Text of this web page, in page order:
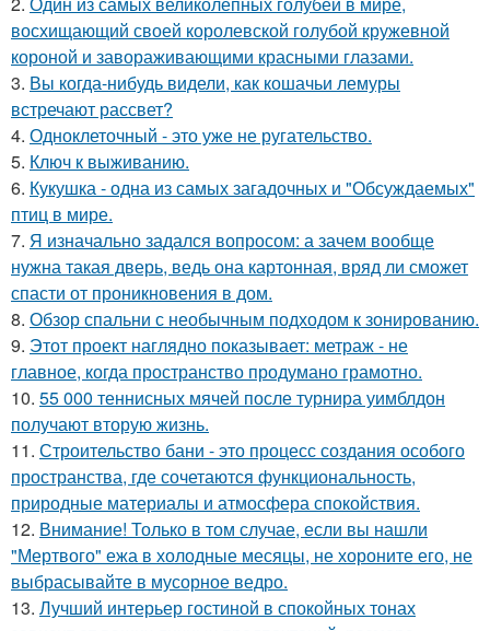
восхищающий своей королевской голубой кружевной
короной и завораживающими красными глазами.
3. Вы когда-нибудь видели, как кошачьи лемуры
встречают рассвет?
4. Одноклеточный - это уже не ругательство.
5. Ключ к выживанию.
6. Кукушка - одна из самых загадочных и "Обсуждаемых"
птиц в мире.
7. Я изначально задался вопросом: а зачем вообще
нужна такая дверь, ведь она картонная, вряд ли сможет
спасти от проникновения в дом.
8. Обзор спальни с необычным подходом к зонированию.
9. Этот проект наглядно показывает: метраж - не
главное, когда пространство продумано грамотно.
10. 55 000 теннисных мячей после турнира уимблдон
получают вторую жизнь.
11. Строительство бани - это процесс создания особого
пространства, где сочетаются функциональность,
природные материалы и атмосфера спокойствия.
12. Внимание! Только в том случае, если вы нашли
"Мертвого" ежа в холодные месяцы, не хороните его, не
выбрасывайте в мусорное ведро.
13. Лучший интерьер гостиной в спокойных тонах